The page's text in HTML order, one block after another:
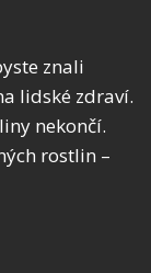
znali
lidské zdraví.
nekončí.
rostlin –